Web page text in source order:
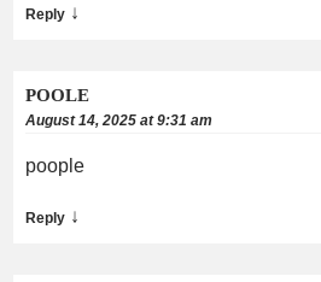
Reply ↓
POOLE
August 14, 2025 at 9:31 am
poople
Reply ↓